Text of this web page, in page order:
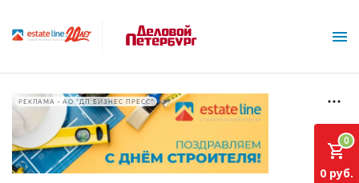
РЕКЛАМА • АО "ДП БИЗНЕС ПРЕСС"
0
0 руб.